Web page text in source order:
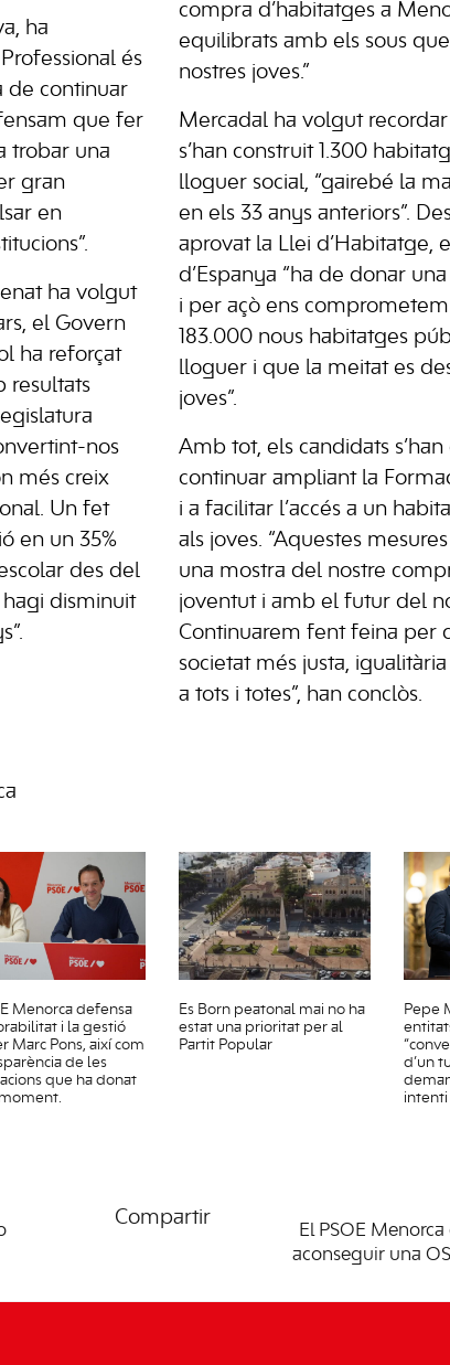
ha
és
de continuar
que fer
trobar una
gran
en
ha volgut
el Govern
ha reforçat
resultats
nos
més creix
Un fet
en un 35%
des del
hagi disminuit
compra d’habitatges a
equilibrats amb els sous
nostres joves.”
Mercadal ha volgut
s’han construit 1.300
lloguer social, “gairebé la
en els 33 anys anteriors”.
aprovat la Llei d’Habitatge,
d’Espanya “ha de donar
i per açò ens
183.000 nous habitatges
lloguer i que la meitat es
joves”.
Amb tot, els candidats
continuar ampliant la
i a facilitar l’accés a un
als joves. “Aquestes
una mostra del nostre
joventut i amb el futur del
Continuarem fent feina per
societat més justa,
a tots i totes”, han conclòs.
Menorca defensa
i la gestió
Marc Pons, així com
de les
que ha donat
Es Born peatonal mai no ha
estat una prioritat per al
Partit Popular
Pepe
d’un
Compartir
El PSOE
aconseguir una